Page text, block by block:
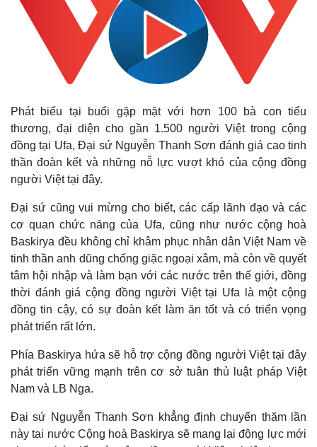
Kinh tế
Bất động sản
Khởi nghiệp
Thị trường
Giá vàng
Tiêu dùng
Giá cà phê
Phát biểu tại buổi gặp mặt với hơn 100 bà con tiểu
thương, đại diện cho gần 1.500 người Việt trong cộng
đồng tại Ufa, Đại sứ Nguyễn Thanh Sơn đánh giá cao tinh
thần đoàn kết và những nỗ lực vượt khó của cộng đồng
người Việt tại đây.
Đại sứ cũng vui mừng cho biết, các cấp lãnh đạo và các
cơ quan chức năng của Ufa, cũng như nước cộng hoà
Baskirya đều không chỉ khâm phục nhân dân Việt Nam về
tinh thần anh dũng chống giặc ngoại xâm, mà còn về quyết
tâm hội nhập và làm bạn với các nước trên thế giới, đồng
thời đánh giá cộng đồng người Việt tại Ufa là một cộng
đồng tin cậy, có sự đoàn kết làm ăn tốt và có triển vọng
phát triển rất lớn.
Phía Baskirya hứa sẽ hỗ trợ cộng đồng người Việt tại đây
phát triển vững mạnh trên cơ sở tuân thủ luật pháp Việt
Nam và LB Nga.
Đại sứ Nguyễn Thanh Sơn khẳng định chuyến thăm lần
này tại nước Cộng hoà Baskirya sẽ mang lại động lực mới